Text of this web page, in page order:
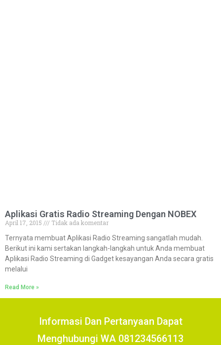
Aplikasi Gratis Radio Streaming Dengan NOBEX
April 17, 2015
Tidak ada komentar
Ternyata membuat Aplikasi Radio Streaming sangatlah mudah.
Berikut ini kami sertakan langkah-langkah untuk Anda membuat
Aplikasi Radio Streaming di Gadget kesayangan Anda secara gratis
melalui
Read More »
Informasi Dan Pertanyaan Dapat
Menghubungi WA 081234566113